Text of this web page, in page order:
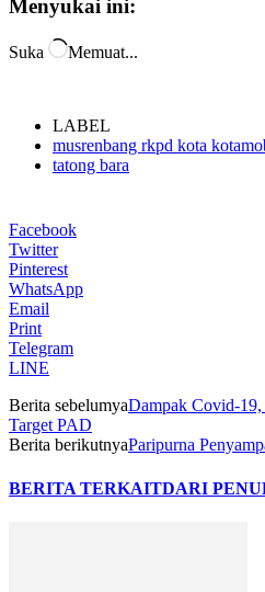
Menyukai ini:
Suka Memuat...
LABEL
musrenbang rkpd kota
tatong bara
Facebook
Twitter
Pinterest
WhatsApp
Email
Print
Telegram
LINE
Berita sebelumyaDampak Covid-19,
Target PAD
Berita berikutnyaParipurna
BERITA TERKAITDARI